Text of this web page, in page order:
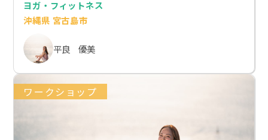
ヨガ・フィットネス
沖縄県 宮古島市
平良 優美
ワークショップ